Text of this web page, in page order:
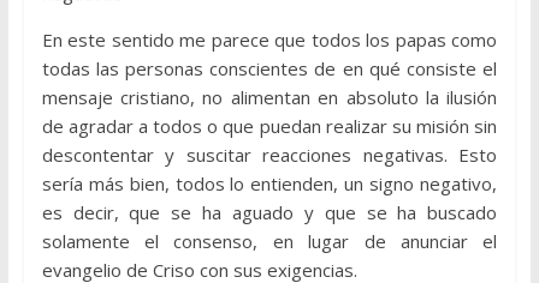
En este sentido me parece que todos los papas como
todas las personas conscientes de en qué consiste el
mensaje cristiano, no alimentan en absoluto la ilusión
de agradar a todos o que puedan realizar su misión sin
descontentar y suscitar reacciones negativas. Esto
sería más bien, todos lo entienden, un signo negativo,
es decir, que se ha aguado y que se ha buscado
solamente el consenso, en lugar de anunciar el
evangelio de Criso con sus exigencias.